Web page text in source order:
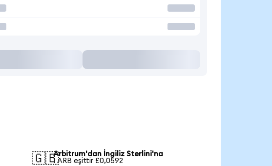
🇬🇧Arbitrum'dan İngiliz Sterlini'na
1 ARB eşittir £0,0592